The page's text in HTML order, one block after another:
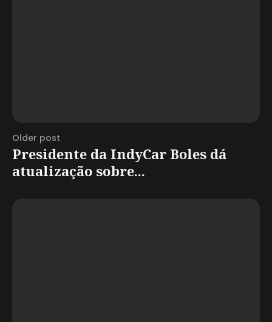
Older post
Presidente da IndyCar Boles dá
atualização sobre...